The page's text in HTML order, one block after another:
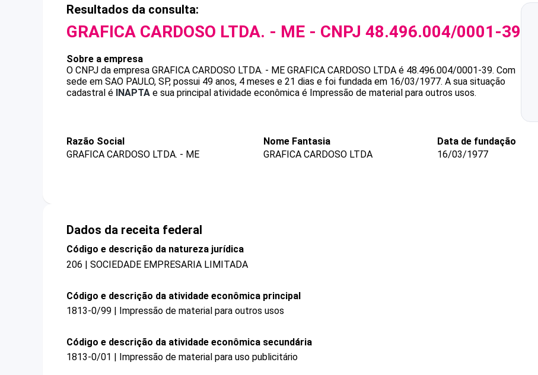
Resultados da consulta:
GRAFICA CARDOSO LTDA. - ME - CNPJ 48.496.004/0001-39
Sobre a empresa
O CNPJ da empresa GRAFICA CARDOSO LTDA. - ME GRAFICA CARDOSO LTDA é 48.496.004/0001-39. Com
sede em SAO PAULO, SP, possui 49 anos, 4 meses e 21 dias e foi fundada em 16/03/1977. A sua situação
cadastral é INAPTA e sua principal atividade econômica é Impressão de material para outros usos.
Razão Social
GRAFICA CARDOSO LTDA. - ME
Nome Fantasia
GRAFICA CARDOSO LTDA
Data de fundação
16/03/1977
Dados da receita federal
Código e descrição da natureza jurídica
206 | SOCIEDADE EMPRESARIA LIMITADA
Código e descrição da atividade econômica principal
1813-0/99 | Impressão de material para outros usos
Código e descrição da atividade econômica secundária
1813-0/01 | Impressão de material para uso publicitário